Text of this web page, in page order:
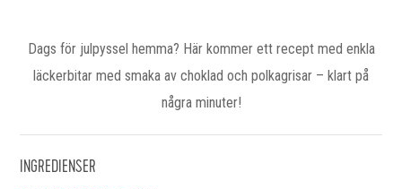
Dags för julpyssel hemma? Här kommer ett recept med enkla
läckerbitar med smaka av choklad och polkagrisar – klart på
några minuter!
INGREDIENSER